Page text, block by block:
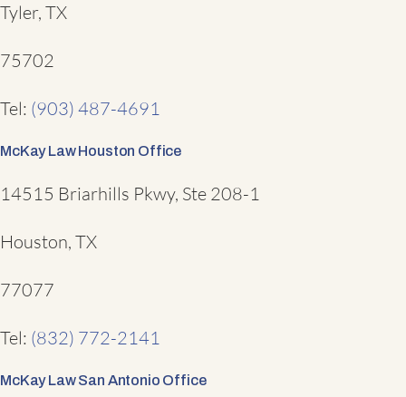
Tyler, TX
75702
Tel: (903) 487-4691
McKay Law Houston Office
14515 Briarhills Pkwy, Ste 208-1
Houston, TX
77077
Tel: (832) 772-2141
McKay Law San Antonio Office